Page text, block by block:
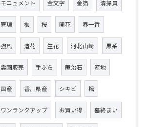
モニュメント 金文字 金箔 清掃員
管理 梅 桜 開花 春一番
強風 造花 生花 河北山崎 黒系
霊園販売 手ぶら 庵治石 産地
国産 香川県産 シキビ 樒
ワンランクアップ お買い得 墓終まい